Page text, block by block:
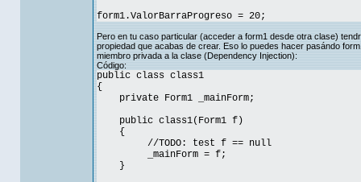
form1.ValorBarraProgreso = 20;
Pero en tu caso particular (acceder a form1 desde otra clase)
propiedad que acabas de crear. Eso lo puedes hacer pasándo
miembro privada a la clase (Dependency Injection):
Código:
public class class1
{
private Form1 _mainForm;
public class1(Form1 f)
{
//TODO: test f == null
_mainForm = f;
}